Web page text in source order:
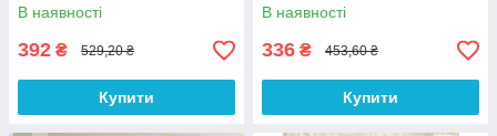
В наявності
392 ₴ 529,20 ₴
Купити
В наявності
336 ₴ 453,60 ₴
Купити